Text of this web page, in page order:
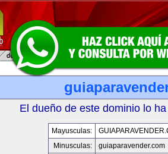
El dueño de este dominio lo
Mayusculas:
Minusculas:
guiaparavender.com